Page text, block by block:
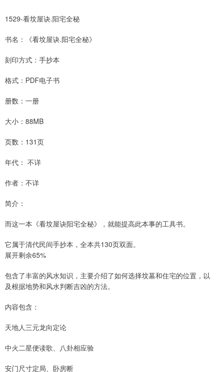
1529-看坟屋诀.阳宅全秘
书名：《看坟屋诀.阳宅全秘》
刻印方式：手抄本
格式：PDF电子书
册数：一册
大小：88MB
页数：131页
年代： 不详
作者：不详
简介：
而这一本《看坟屋诀阳宅全秘》，就能提高此本事的工具书。
它属于清代民间手抄本，全本共130页双面。
展开剩余65%
包含了丰富的风水知识，主要介绍了如何选择坟墓和住宅的位置，以
及根据地势和风水判断吉凶的方法。
内容包含：
天地人三元龙向定论
中火二星便读歌、八卦相应验
安门尺寸定局、卧房断